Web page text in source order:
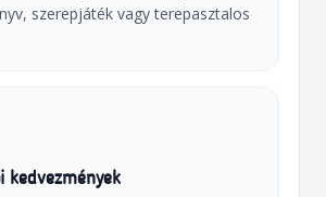
szerepjáték vagy terepasztalos
kedvezmények